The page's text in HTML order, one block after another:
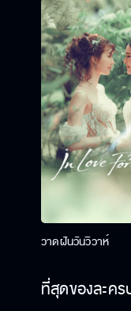
วาดฝันวันวิวาห์
ที่สุดของละค